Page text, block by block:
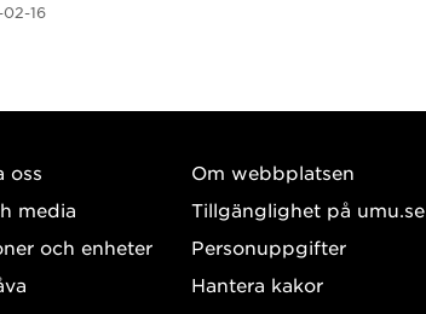
02-16
oss
media
och enheter
Om webbplatsen
Tillgänglighet på umu.se
Personuppgifter
Hantera kakor